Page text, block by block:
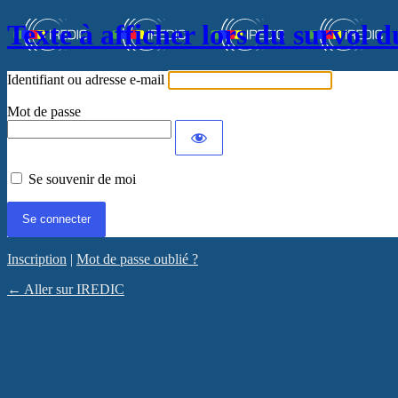
Texte à afficher lors du survol
Identifiant ou adresse e-mail
Mot de passe
Se souvenir de moi
Inscription | Mot de passe oublié ?
← Aller sur IREDIC